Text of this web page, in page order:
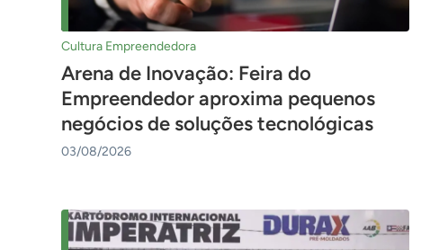
Cultura Empreendedora
Arena de Inovação: Feira do
Empreendedor aproxima pequenos
negócios de soluções tecnológicas
03/08/2026